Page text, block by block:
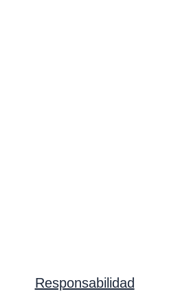
Responsabilidad